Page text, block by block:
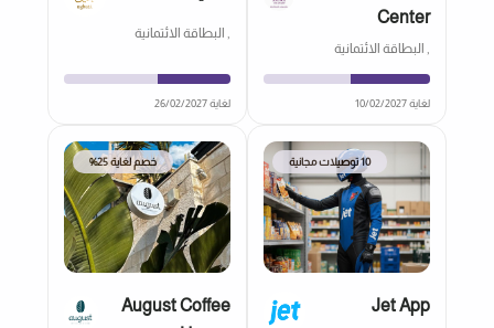
Center
, البطاقة الائتمانية
لغاية 10/02/2027
, البطاقة الائتمانية
لغاية 26/02/2027
10 توصيلات مجانية
Jet App
خصم لغاية 25%
August Coffee